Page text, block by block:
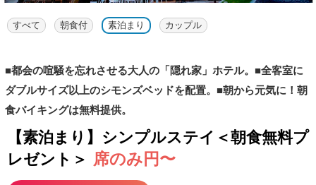
すべて 朝食付 素泊まり カップル
■都会の喧騒を忘れさせる大人の「隠れ家」ホテル。■全客室に
ダブルサイズ以上のシモンズベッドを配置。■朝から元気に！朝
食バイキングは無料提供。
【素泊まり】シンプルステイ＜朝食無料プ
レゼント＞ 席のみ円〜